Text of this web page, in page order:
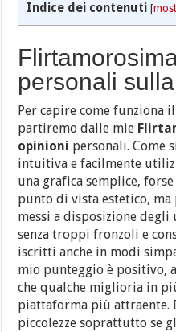
Indice dei contenuti [
personali
Per capire come funziona
partiremo dalle mie
opinioni personali. Come
intuitiva e facilmente
una grafica semplice,
punto di vista estetico,
messi a disposizione
senza troppi fronzoli e
iscritti anche in modi
mio punteggio è positivo,
che qualche miglioria in
piattaforma più attraente.
piccolezze soprattutto se